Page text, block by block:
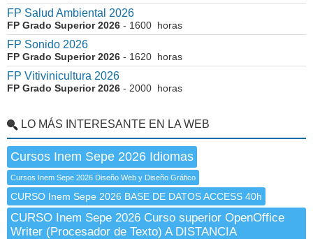
FP Salud Ambiental 2026
FP Grado Superior 2026 - 1600 horas
FP Sonido 2026
FP Grado Superior 2026 - 1620 horas
FP Vitivinicultura 2026
FP Grado Superior 2026 - 2000 horas
LO MÁS INTERESANTE EN LA WEB
Cursos Inem Sepe 2026 Idiomas
Cursos Inem Sepe 2026 Diseño Web y Diseño Gráfico
CURSO Inem Sepe 2026 BASE DE DATOS ACCESS 40h
CURSO Inem Sepe 2026 Curso superior OpenOffice
Writer (Procesador de Texto) A DISTANCIA